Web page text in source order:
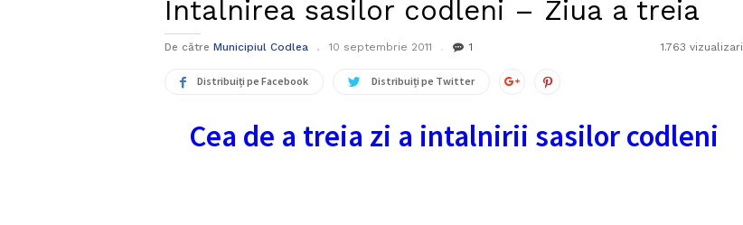
Intalnirea sasilor codleni – Ziua a treia
De către Municipiul Codlea 10 septembrie 2011 1 1.763 vizualizari
Distribuiți pe Facebook Distribuiți pe Twitter
Cea de a treia zi a intalnirii sasilor codleni